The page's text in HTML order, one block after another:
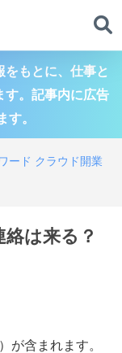
もとに、仕事と
す。記事内に広告
す。
ード クラウド開業
は来る？
が含まれます。